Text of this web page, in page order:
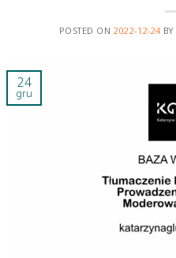
POSTED ON2022-12-24 BY
24
gru